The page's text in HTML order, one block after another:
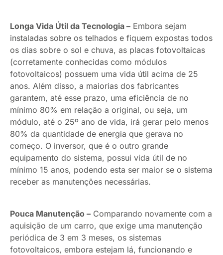
Longa Vida Útil da Tecnologia – Embora sejam
instaladas sobre os telhados e fiquem expostas todos
os dias sobre o sol e chuva, as placas fotovoltaicas
(corretamente conhecidas como módulos
fotovoltaicos) possuem uma vida útil acima de 25
anos. Além disso, a maiorias dos fabricantes
garantem, até esse prazo, uma eficiência de no
mínimo 80% em relação a original, ou seja, um
módulo, até o 25º ano de vida, irá gerar pelo menos
80% da quantidade de energia que gerava no
começo. O inversor, que é o outro grande
equipamento do sistema, possui vida útil de no
mínimo 15 anos, podendo esta ser maior se o sistema
receber as manutenções necessárias.
Pouca Manutenção – Comparando novamente com a
aquisição de um carro, que exige uma manutenção
periódica de 3 em 3 meses, os sistemas
fotovoltaicos, embora estejam lá, funcionando e